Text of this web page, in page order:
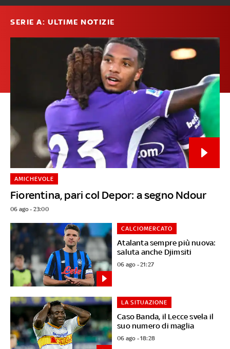
SERIE A: ULTIME NOTIZIE
Fiorentina, pari col Depor: a segno Ndour
AMICHEVOLE
06 ago - 23:00
Atalanta sempre più nuova:
saluta anche Djimsiti
CALCIOMERCATO
06 ago - 21:27
Caso Banda, il Lecce svela il
suo numero di maglia
LA SITUAZIONE
06 ago - 18:28